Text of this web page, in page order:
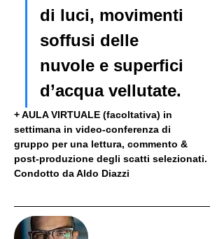
di luci, movimenti
soffusi delle
nuvole e superfici
d’acqua vellutate.
+ AULA VIRTUALE (facoltativa) in
settimana in video-conferenza di
gruppo per una lettura, commento &
post-produzione degli scatti selezionati.
Condotto da Aldo Diazzi